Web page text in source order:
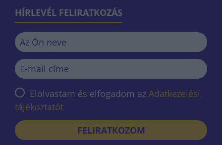
HÍRLEVÉL FELIRATKOZÁS
Elolvastam és elfogadom az Adatkezelési
tájékoztatót
FELIRATKOZOM